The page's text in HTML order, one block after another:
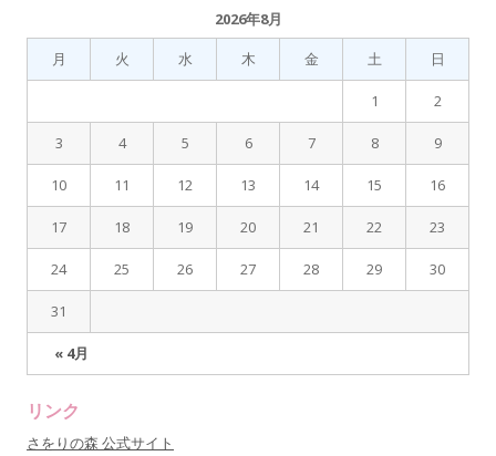
2026年8月
月
火 水 木 金 土 日
« 4月
1 2
3 4 5 6 7 8 9
10 11 12 13 14 15 16
17 18 19 20 21 22 23
24 25 26 27 28 29 30
31
リンク
さをりの森 公式サイト